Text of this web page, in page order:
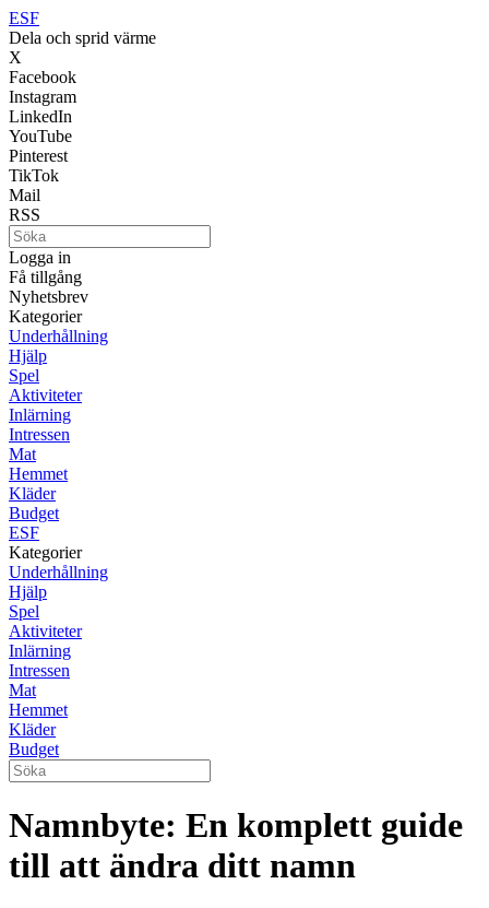
ESF
Dela och sprid värme
X
Facebook
Instagram
LinkedIn
YouTube
Pinterest
TikTok
Mail
RSS
Logga in
Få tillgång
Nyhetsbrev
Kategorier
Underhållning
Hjälp
Spel
Aktiviteter
Inlärning
Intressen
Mat
Hemmet
Kläder
Budget
ESF
Kategorier
Underhållning
Hjälp
Spel
Aktiviteter
Inlärning
Intressen
Mat
Hemmet
Kläder
Budget
Namnbyte: En komplett guide
till att ändra ditt namn